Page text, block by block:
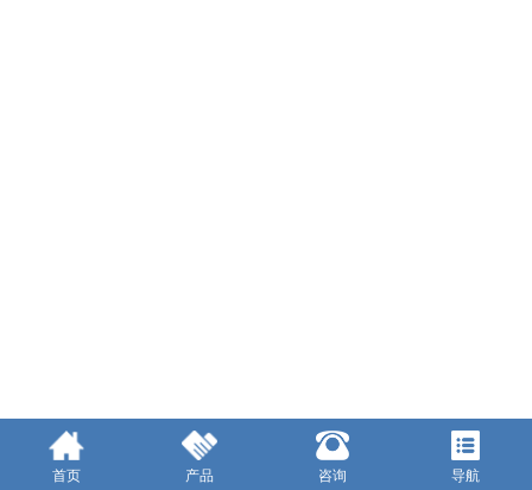
首页 产品 咨询 导航